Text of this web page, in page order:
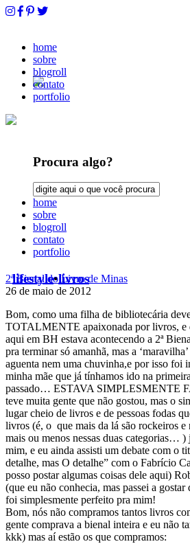
home
sobre
blogroll
contato
portfolio
Procura algo?
home
sobre
blogroll
contato
portfolio
lifestyle•livros
2ª Bienal do Livro de Minas
26 de maio de 2012
Bom, como uma filha de bibliotecária
TOTALMENTE apaixonada por livros, e
aqui em BH estava acontecendo a 2ª
pra terminar só amanhã, mas a
aguenta nem uma chuvinha,e por isso foi
minha mãe que já tínhamos ido na
passado… ESTAVA SIMPLESMENTE
teve muita gente que não gostou, mas o
lugar cheio de livros e de pessoas fodas
livros (é, o que mais da lá são rockeiros e
mais ou menos nessas duas categorias…
mim, e eu ainda assisti um debate com o
detalhe, mas O detalhe” com o Fabrício
posso postar algumas coisas dele aqui)
(que eu não conhecia, mas passei a
foi simplesmente perfeito pra mim!
Bom, nós não compramos tantos livros
gente comprava a bienal inteira e eu não
kkk) mas aí estão os que compramos: